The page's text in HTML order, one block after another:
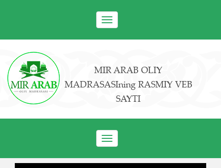
Toggle
navigation
MIR ARAB OLIY
MADRASASIning RASMIY VEB
SAYTI
Toggle
navigation